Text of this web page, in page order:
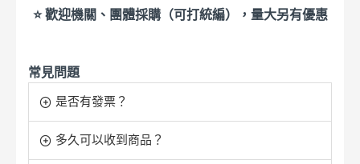
⭐ 歡迎機關、團體採購（可打統編），量大另有優惠
常見問題
是否有發票？
多久可以收到商品？